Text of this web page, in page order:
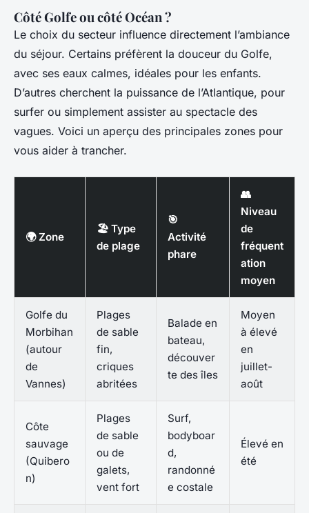
Côté Golfe ou côté Océan ?
Le choix du secteur influence directement l’ambiance
du séjour. Certains préfèrent la douceur du Golfe,
avec ses eaux calmes, idéales pour les enfants.
D’autres cherchent la puissance de l’Atlantique, pour
surfer ou simplement assister au spectacle des
vagues. Voici un aperçu des principales zones pour
vous aider à trancher.
🌍 Zone
🏖️ Type
de plage
🎯
Activité
phare
👥
Niveau
de
fréquent
ation
moyen
Golfe du
Morbihan
(autour
de
Vannes)
Plages
de sable
fin,
criques
abritées
Balade en
bateau,
découver
te des îles
Moyen
à élevé
en
juillet-
août
Côte
sauvage
(Quibero
n)
Plages
de sable
ou de
galets,
vent fort
Surf,
bodyboar
d,
randonné
e costale
Élevé en
été